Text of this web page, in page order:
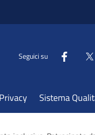
Seguici su
Privacy Sistema